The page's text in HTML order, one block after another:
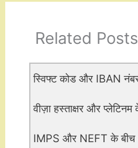
Related Posts
स्विफ्ट कोड और IBAN
वीज़ा हस्ताक्षर और
IMPS और NEFT के बीच